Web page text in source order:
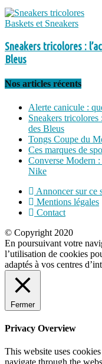
Baskets et Sneakers
Sneakers tricolores :
Bleus
Nos articles récents
Alerte canicule :
Sneakers
des Bleus
Tongs Coupe du
Ces marques de
Converse Modern :
Nike
Annoncer sur ce
Mentions légales
Contact
© Copyright 2020
En poursuivant votre
l’utilisation de cookies
adaptés à vos centres
Fermer
Privacy Overview
This website uses
navigate through the